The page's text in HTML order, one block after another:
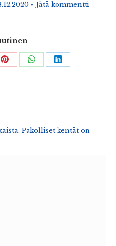
Jätä kommentti
ShareShareShare
Pakolliset kentät on